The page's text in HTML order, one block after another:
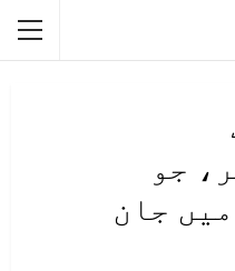
جو
جان